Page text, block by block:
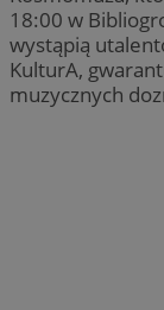
18:00 w
wystąpią
KulturA,
muzycznych